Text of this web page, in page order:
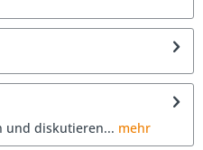
und diskutieren... mehr